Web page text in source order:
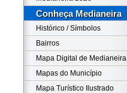
Conheça Medianeira
Histórico / Símbolos
Bairros
Mapa Digital de Medianeira
Mapas do Município
Mapa Turístico Ilustrado